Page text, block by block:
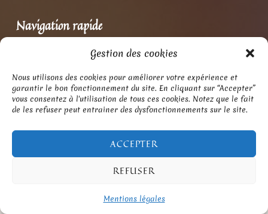
Gestion des cookies
Nous utilisons des cookies pour améliorer votre expérience et
garantir le bon fonctionnement du site. En cliquant sur “Accepter”
vous consentez à l'utilisation de tous ces cookies. Notez que le fait
de les refuser peut entrainer des dysfonctionnements sur le site.
ACCEPTER
REFUSER
Mentions légales
MENU
Navigation rapide
Selle sur mesure
Saddle-fitting
La briderie
Chiens & Maroquinerie